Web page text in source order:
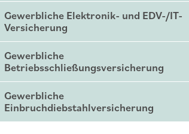
Gewerbliche Elektronik- und EDV-/IT-
Versicherung
Gewerbliche
Betriebsschließungsversicherung
Gewerbliche
Einbruchdiebstahlversicherung